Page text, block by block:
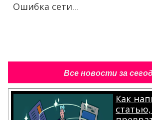
Ошибка сети...
Все новости за
Как